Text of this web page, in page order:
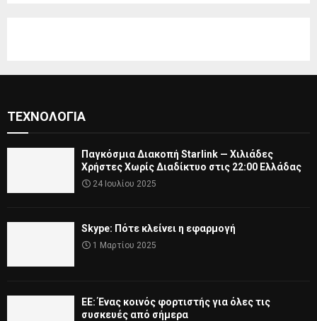
ΤΕΧΝΟΛΟΓΊΑ
Παγκόσμια Διακοπή Starlink — Χιλιάδες
Χρήστες Χωρίς Διαδίκτυο στις 22:00 Ελλάδας
24 Ιουλίου 2025
Skype: Πότε κλείνει η εφαρμογή
1 Μαρτίου 2025
ΕΕ: Ένας κοινός φορτιστής για όλες τις
συσκευές από σήμερα